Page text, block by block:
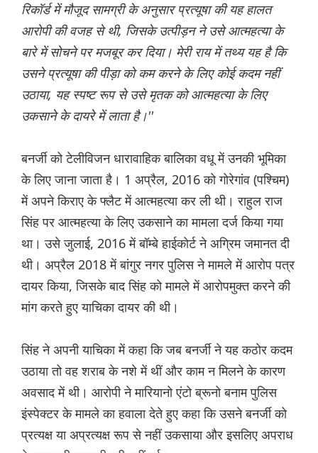
रिकॉर्ड में मौजूद सामग्री के अनुसार प्रत्यूषा की यह हालत
आरोपी की वजह से थी, जिसके उत्पीड़न ने उसे आत्महत्या के
बारे में सोचने पर मजबूर कर दिया। मेरी राय में तथ्य यह है कि
उसने प्रत्यूषा की पीड़ा को कम करने के लिए कोई कदम नहीं
उठाया, यह स्पष्ट रूप से उसे मृतक को आत्महत्या के लिए
उकसाने के दायरे में लाता है।''
बनर्जी को टेलीविजन धारावाहिक बालिका वधू में उनकी भूमिका
के लिए जाना जाता है। 1 अप्रैल, 2016 को गोरेगांव (पश्चिम)
में अपने किराए के फ्लैट में आत्महत्या कर ली थी। राहुल राज
सिंह पर आत्महत्या के लिए उकसाने का मामला दर्ज किया गया
था। उसे जुलाई, 2016 में बॉम्बे हाईकोर्ट ने अग्रिम जमानत दी
थी। अप्रैल 2018 में बांगुर नगर पुलिस ने मामले में आरोप पत्र
दायर किया, जिसके बाद सिंह को मामले में आरोपमुक्त करने की
मांग करते हुए याचिका दायर की थी।
सिंह ने अपनी याचिका में कहा कि जब बनर्जी ने यह कठोर कदम
उठाया तो वह शराब के नशे में थीं और काम न मिलने के कारण
अवसाद में थी। आरोपी ने मारियानो एंटो ब्रूनो बनाम पुलिस
इंस्पेक्टर के मामले का हवाला देते हुए कहा कि उसने बनर्जी को
प्रत्यक्ष या अप्रत्यक्ष रूप से नहीं उकसाया और इसलिए अपराध